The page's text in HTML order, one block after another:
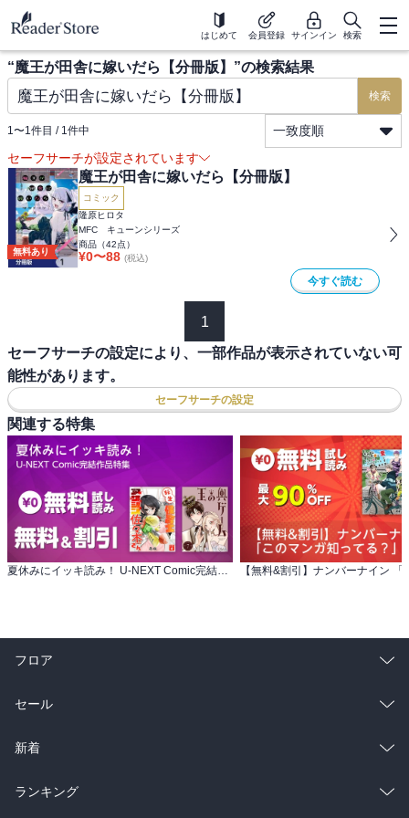
はじめて 会員登録 サインイン 検索
“魔王が田舎に嫁いだら【分冊版】 ”の検索結果
検索
1〜1件目 / 1件中
一致度順
セーフサーチが設定されています
無料あり
魔王が田舎に嫁いだら【分冊版】
コミック
隆原ヒロタ
MFC キューンシリーズ
商品（42点）
¥0〜88 (税込)
今すぐ読む
1
セーフサーチの設定により、一部作品が表示されていない可
能性があります。
セーフサーチの設定
関連する特集
夏休みにイッキ読み！ U-NEXT Comic完結作品特集
フロア
総合
ラノベ
雑誌・グラビア
セール
総合
ラノベ
新着
総合
ランキング